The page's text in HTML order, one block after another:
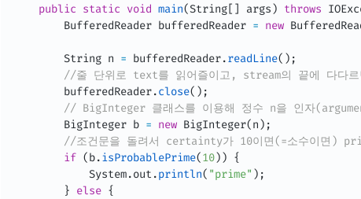
public static void main(String[ ] args ) throws
BufferedReader bufferedReader = new
String n = bufferedReader.readLine( ) ;
//줄 단위로 text를 읽어즐이고, stream의 끝에 다다
        bufferedReader
.close( ) ;
// BigInteger 클래스를 이용해 정수 n을 인자
BigInteger b = new BigInteger(n ) ;
//조건문을 돌려서 certainty가 10이면(=소수이면)
if (b.isProbablePrime(10) ) {
System.out .println( "prime" ) ;
} else {